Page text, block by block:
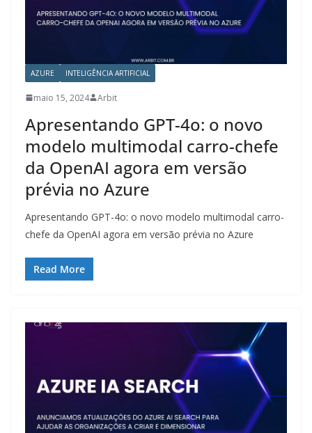
AZURE INTELIGÊNCIA ARTIFICIAL
maio 15, 2024 Arbit
Apresentando GPT-4o: o novo
modelo multimodal carro-chefe
da OpenAI agora em versão
prévia no Azure
Apresentando GPT-4o: o novo modelo multimodal carro-
chefe da OpenAI agora em versão prévia no Azure
Read More